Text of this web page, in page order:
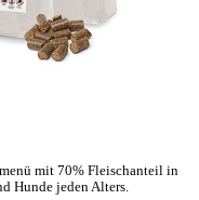
mit 70% Fleisch­anteil in
Hunde jeden Alters.